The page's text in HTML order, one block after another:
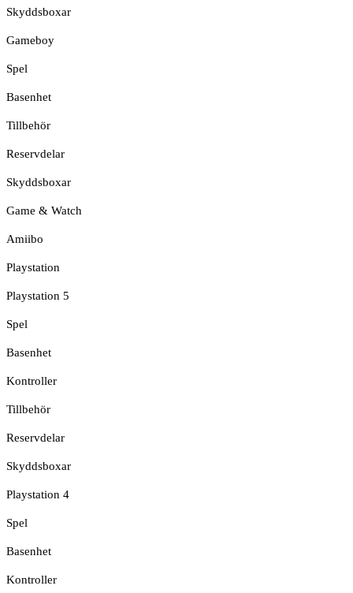
Skyddsboxar
Gameboy
Spel
Basenhet
Tillbehör
Reservdelar
Skyddsboxar
Game & Watch
Amiibo
Playstation
Playstation 5
Spel
Basenhet
Kontroller
Tillbehör
Reservdelar
Skyddsboxar
Playstation 4
Spel
Basenhet
Kontroller